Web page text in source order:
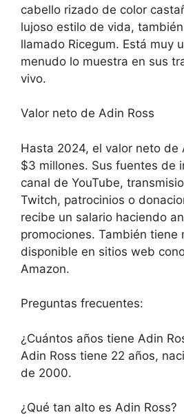
cabello rizado de color
lujoso estilo de vida,
llamado Ricegum. Está muy
menudo lo muestra en sus
vivo.
Valor neto de Adin Ross
Hasta 2024, el valor neto de
$3 millones. Sus fuentes de
canal de YouTube,
Twitch, patrocinios o
recibe un salario haciendo
promociones. También tiene
disponible en sitios web
Amazon.
Preguntas frecuentes:
¿Cuántos años tiene Adin
Adin Ross tiene 22 años,
de 2000.
¿Qué tan alto es Adin Ross?